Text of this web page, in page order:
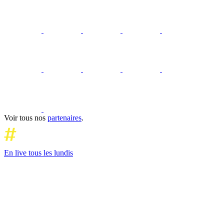
Voir tous nos partenaires.
En live tous les lundis